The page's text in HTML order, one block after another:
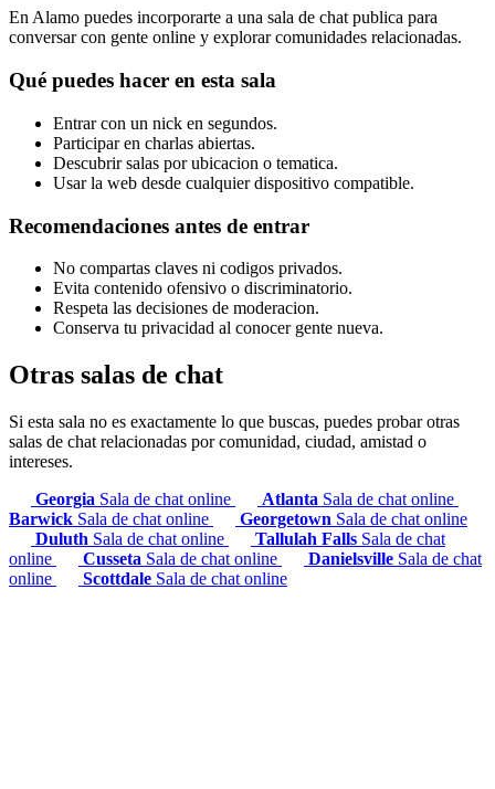
En Alamo puedes incorporarte a una sala de chat publica para
conversar con gente online y explorar comunidades relacionadas.
Qué puedes hacer en esta sala
Entrar con un nick en segundos.
Participar en charlas abiertas.
Descubrir salas por ubicacion o tematica.
Usar la web desde cualquier dispositivo compatible.
Recomendaciones antes de entrar
No compartas claves ni codigos privados.
Evita contenido ofensivo o discriminatorio.
Respeta las decisiones de moderacion.
Conserva tu privacidad al conocer gente nueva.
Otras salas de chat
Si esta sala no es exactamente lo que buscas, puedes probar otras
salas de chat relacionadas por comunidad, ciudad, amistad o
intereses.
Georgia Sala de chat online Atlanta Sala de chat online
Barwick Sala de chat online Georgetown Sala de chat online
Duluth Sala de chat online Tallulah Falls Sala de chat
online
Cusseta Sala de chat online Danielsville Sala de chat
online
Scottdale Sala de chat online